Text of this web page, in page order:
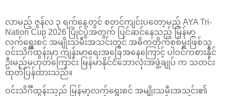
လာမည့် ဇွန်လ ၃ ရက်နေ့တွင် စတင်ကျင်းပတော့မည့် AYA Tri-
Nation Cup 2026 ပြိုင်ပွဲအတွက် ပြင်ဆင်နေသည့် မြန်မာ့
လက်ရွေးစင် အမျိုးသမီးအသင်းတွင် အဓိကတိုက်စစ်မှူးဖြစ်သူ
ဝင်းသိင်္ဂီထွန်းမှာ ကျန်းမာရေးအခြေအနေကြောင့် ပါဝင်ကစားနိုင်
ဦးမည်မဟုတ်ကြောင်း မြန်မာနိုင်ငံဘောလုံးအဖွဲ့ချုပ် က သတင်း
ထုတ်ပြန်ထားသည်။
ဝင်းသိင်္ဂီထွန်းသည် မြန်မာ့လက်ရွေးစင် အမျိုးသမီးအသင်း၏